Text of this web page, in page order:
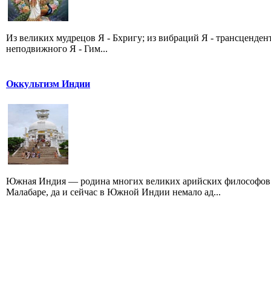
Из великих мудрецов Я - Бхригу; из вибраций Я -
неподвижного Я - Гим...
Оккультизм Индии
Южная Индия — родина многих великих арийских
Малабаре, да и сейчас в Южной Индии немало ад...